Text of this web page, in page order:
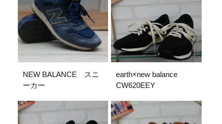
NEW BALANCE スニ
ーカー
earth×new balance
CW620EEY